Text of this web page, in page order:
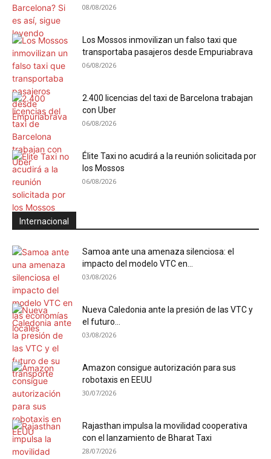
08/08/2026
Los Mossos inmovilizan un falso taxi que
transportaba pasajeros desde Empuriabrava
06/08/2026
2.400 licencias del taxi de Barcelona trabajan
con Uber
06/08/2026
Élite Taxi no acudirá a la reunión solicitada por
los Mossos
06/08/2026
Internacional
Samoa ante una amenaza silenciosa: el
impacto del modelo VTC en...
03/08/2026
Nueva Caledonia ante la presión de las VTC y
el futuro...
03/08/2026
Amazon consigue autorización para sus
robotaxis en EEUU
30/07/2026
Rajasthan impulsa la movilidad cooperativa
con el lanzamiento de Bharat Taxi
28/07/2026